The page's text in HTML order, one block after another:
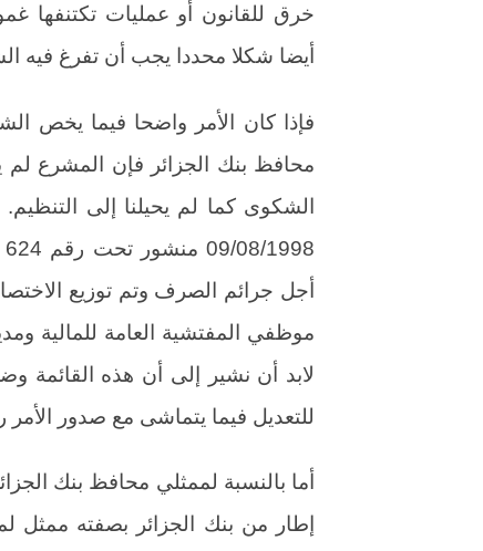
خرق للقانون أو عمليات تكتنفها
أيضا شكلا محددا يجب أن تفرغ فيه
فإذا كان الأمر واضحا فيما يخص
محافظ بنك الجزائر فإن المشرع لم
الشكوى كما لم يحيلنا إلى
أجل جرائم الصرف وتم توزيع
موظفي المفتشية العامة للمالية
للتعديل فيما يتماشى مع صدور الأمر رقم
أما بالنسبة لممثلي محافظ بنك
إطار من بنك الجزائر بصفته ممثل